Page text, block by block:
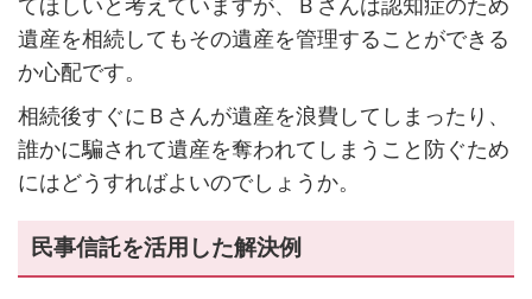
てほしいと考えていますが、Ｂさんは認知症のため
遺産を相続してもその遺産を管理することができる
か心配です。
相続後すぐにＢさんが遺産を浪費してしまったり、
誰かに騙されて遺産を奪われてしまうこと防ぐため
にはどうすればよいのでしょうか。
民事信託を活用した解決例